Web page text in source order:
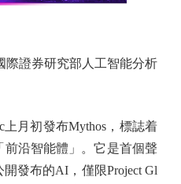
證券研究部人工智能分析
月初發布Mythos，標誌着
沿智能體」。它是首個聲
發布的AI，僅限Project Gl